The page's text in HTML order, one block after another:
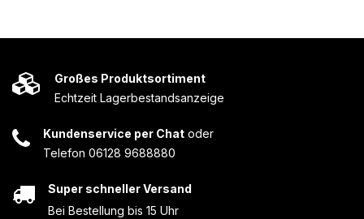
Großes Produktsortiment
Echtzeit Lagerbestandsanzeige
Kundenservice per Chat oder
Telefon 06128 9688880
Super schneller Versand
Bei Bestellung bis 15 Uhr